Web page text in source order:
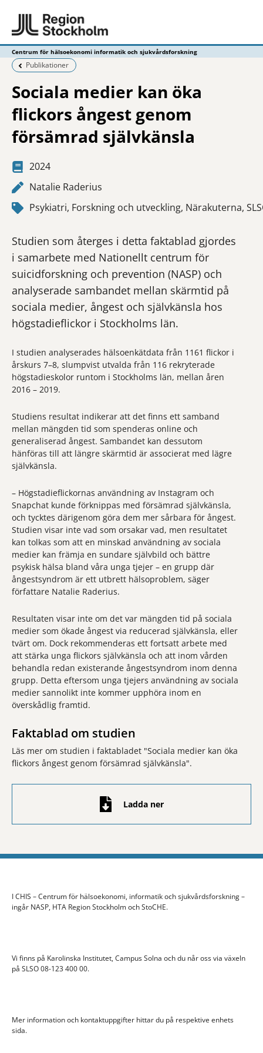
Centrum för hälsoekonomi informatik och sjukvårdsforskning
Föregående sida:
Publikationer
Sociala medier kan öka
flickors ångest genom
försämrad självkänsla
2024
Natalie Raderius
Psykiatri, Forskning och utveckling, Närakuterna,
Studien som återges i detta faktablad gjordes
i samarbete med Nationellt centrum för
suicidforskning och prevention (NASP) och
analyserade sambandet mellan skärmtid på
sociala medier, ångest och självkänsla hos
högstadieflickor i Stockholms län.
I studien analyserades hälsoenkätdata från 1161 flickor i
årskurs 7–8, slumpvist utvalda från 116 rekryterade
högstadieskolor runtom i Stockholms län, mellan åren
2016 – 2019.
Studiens resultat indikerar att det finns ett samband
mellan mängden tid som spenderas online och
generaliserad ångest. Sambandet kan dessutom
hänföras till att längre skärmtid är associerat med lägre
självkänsla.
– Högstadieflickornas användning av Instagram och
Snapchat kunde förknippas med försämrad självkänsla,
och tycktes därigenom göra dem mer sårbara för ångest.
Studien visar inte vad som orsakar vad, men resultatet
kan tolkas som att en minskad användning av sociala
medier kan främja en sundare självbild och bättre
psykisk hälsa bland våra unga tjejer – en grupp där
ångestsyndrom är ett utbrett hälsoproblem, säger
författare Natalie Raderius.
Resultaten visar inte om det var mängden tid på sociala
medier som ökade ångest via reducerad självkänsla, eller
tvärt om. Dock rekommenderas ett fortsatt arbete med
att stärka unga flickors självkänsla och att inom vården
behandla redan existerande ångestsyndrom inom denna
grupp. Detta eftersom unga tjejers användning av sociala
medier sannolikt inte kommer upphöra inom en
överskådlig framtid.
Faktablad om studien
Läs mer om studien i faktabladet "Sociala medier kan öka
flickors ångest genom försämrad självkänsla".
Ladda ner
I CHIS – Centrum för hälsoekonomi, informatik och sjukvårdsforskning –
ingår NASP, HTA Region Stockholm och StoCHE.
Vi finns på Karolinska Institutet, Campus Solna och du når oss via växeln
på SLSO 08-123 400 00.
Mer information och kontaktuppgifter hittar du på respektive enhets
sida.